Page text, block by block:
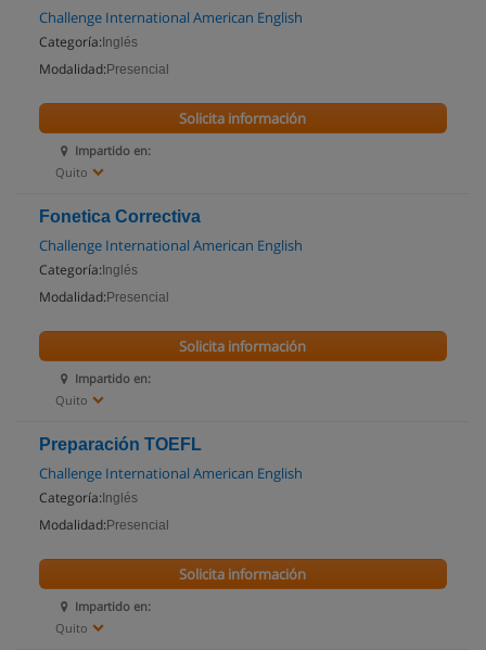
Challenge International American English
Categoría: Inglés
Modalidad: Presencial
Impartido en:
Quito
Solicita información
Fonetica Correctiva
Challenge International American English
Categoría: Inglés
Modalidad: Presencial
Impartido en:
Quito
Solicita información
Preparación TOEFL
Challenge International American English
Categoría: Inglés
Modalidad: Presencial
Impartido en:
Quito
Solicita información